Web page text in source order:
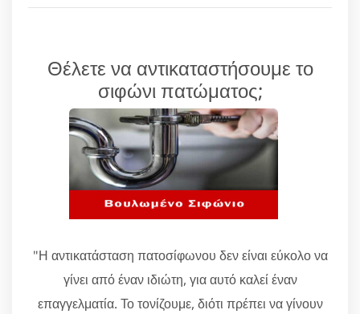
Θέλετε να αντικαταστήσουμε το
σιφώνι πατώματος;
"Η αντικατάσταση πατοσίφωνου δεν είναι εύκολο να
γίνει από έναν ιδιώτη, για αυτό καλεί έναν
επαγγελματία. Το τονίζουμε, διότι πρέπει να γίνουν